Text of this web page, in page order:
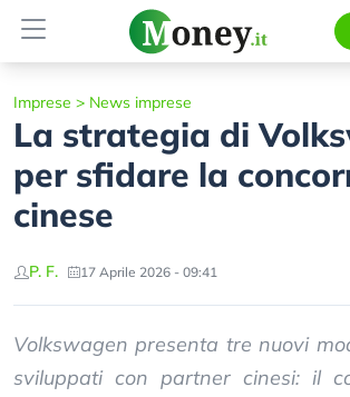
Imprese > News imprese
La strategia di
per sfidare la
cinese
P. F. 17 Aprile 2026 - 09:41
Volkswagen presenta tre nuovi
sviluppati con partner cinesi: il